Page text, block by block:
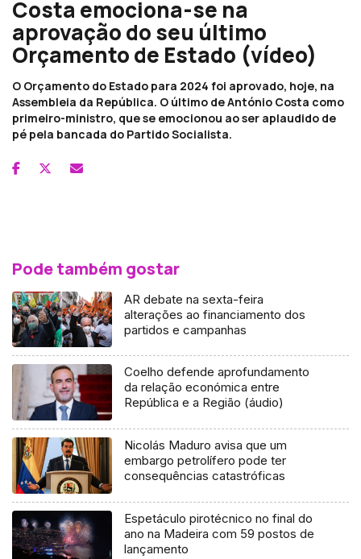
Costa emociona-se na
aprovação do seu último
Orçamento de Estado (vídeo)
O Orçamento do Estado para 2024 foi aprovado, hoje, na
Assembleia da República. O último de António Costa como
primeiro-ministro, que se emocionou ao ser aplaudido de
pé pela bancada do Partido Socialista.
Pode também gostar
AR debate na sexta-feira
alterações ao financiamento dos
partidos e campanhas
Coelho defende aprofundamento
da relação económica entre
República e a Região (áudio)
Nicolás Maduro avisa que um
embargo petrolífero pode ter
consequências catastróficas
Espetáculo pirotécnico no final do
ano na Madeira com 59 postos de
lançamento